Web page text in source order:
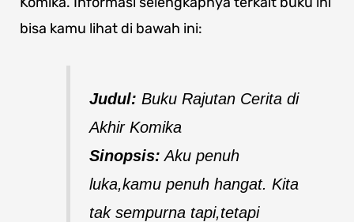
bisa kamu lihat di bawah ini:
Judul: Buku Rajutan Cerita di
Akhir Komika
Sinopsis: Aku penuh
luka,kamu penuh hangat. Kita
tak sempurna tapi,tetapi